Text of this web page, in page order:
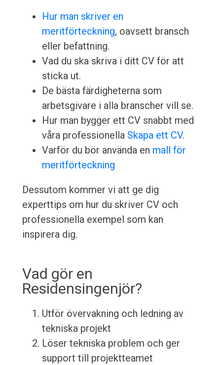
Hur man skriver en
meritförteckning, oavsett bransch
eller befattning.
Vad du ska skriva i ditt CV för att
sticka ut.
De bästa färdigheterna som
arbetsgivare i alla branscher vill se.
Hur man bygger ett CV snabbt med
våra professionella Skapa ett CV.
Varför du bör använda en mall för
meritförteckning
Dessutom kommer vi att ge dig
experttips om hur du skriver CV och
professionella exempel som kan
inspirera dig.
Vad gör en
Residensingenjör?
Utför övervakning och ledning av
tekniska projekt
Löser tekniska problem och ger
support till projektteamet